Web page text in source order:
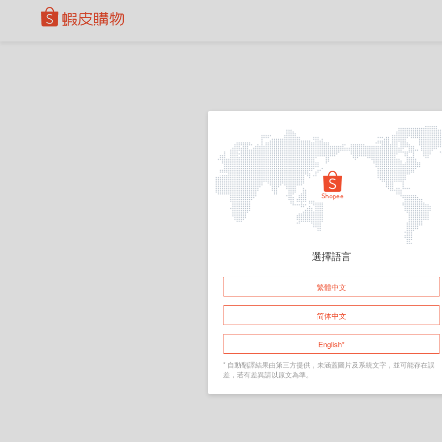
頁面無法顯示
登入
返回首頁
選擇語言
繁體中文
简体中文
English*
* 自動翻譯結果由第三方提供，未涵蓋圖片及系統文字，並可能存在誤
差，若有差異請以原文為準。